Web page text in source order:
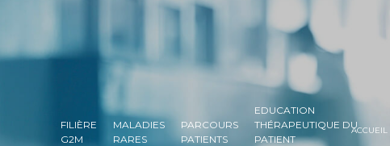
FILIÈRE
G2M
MALADIES
RARES
PARCOURS
PATIENTS
EDUCATION
THÉRAPEUTIQUE DU
PATIENT
ACCUEIL